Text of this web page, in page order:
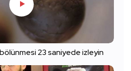
23 saniyede izleyin